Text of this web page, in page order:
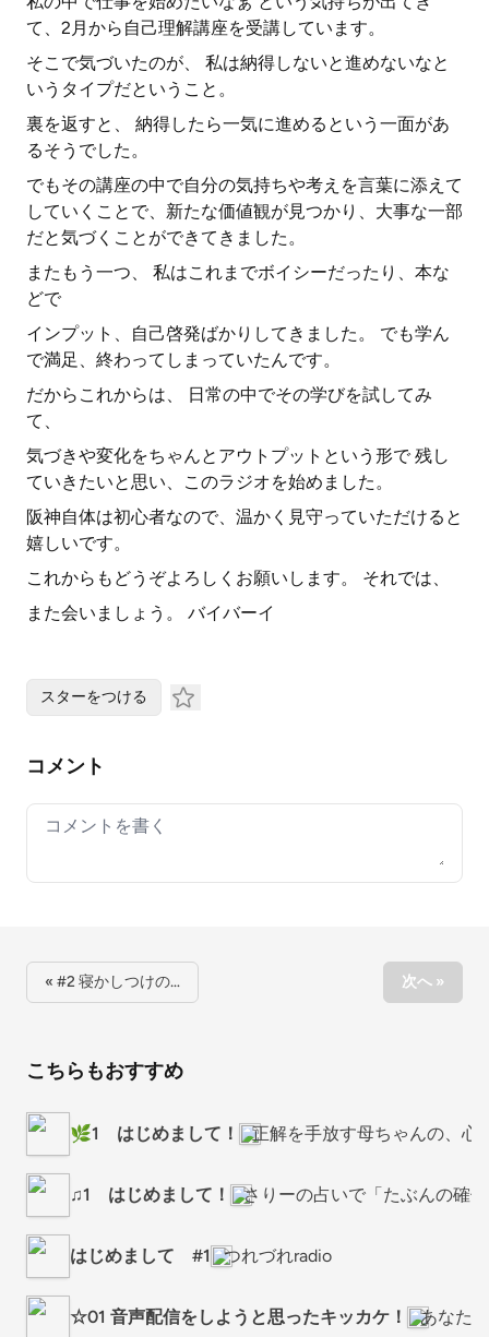
て、2月から自己理解講座を受講しています。
そこで気づいたのが、 私は納得しないと進めないなと
いうタイプだということ。
裏を返すと、 納得したら一気に進めるという一面があ
るそうでした。
でもその講座の中で自分の気持ちや考えを言葉に添えて
していくことで、新たな価値観が見つかり、大事な一部
だと気づくことができてきました。
またもう一つ、 私はこれまでボイシーだったり、本な
どで
インプット、自己啓発ばかりしてきました。 でも学ん
で満足、終わってしまっていたんです。
だからこれからは、 日常の中でその学びを試してみ
て、
気づきや変化をちゃんとアウトプットという形で 残し
ていきたいと思い、このラジオを始めました。
阪神自体は初心者なので、温かく見守っていただけると
嬉しいです。
これからもどうぞよろしくお願いします。 それでは、
また会いましょう。 バイバーイ
スターをつける
コメント
Your comment
« #2 寝かしつけの… 次へ »
こちらもおすすめ
🌿1 はじめまして！ 正解を手放す母ちゃんの、心
♫1 はじめまして！ さりーの占いで「たぶんの確
はじめまして #1 つれづれradio
☆01 音声配信をしようと思ったキッカケ！ あなた